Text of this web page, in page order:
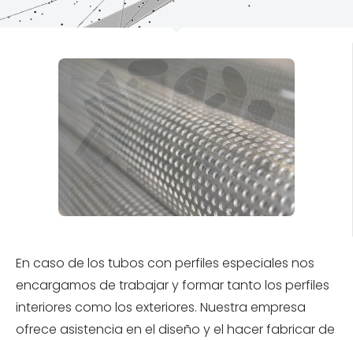
En caso de los tubos con perfiles especiales nos
encargamos de trabajar y formar tanto los perfiles
interiores como los exteriores. Nuestra empresa
ofrece asistencia en el diseño y el hacer fabricar de